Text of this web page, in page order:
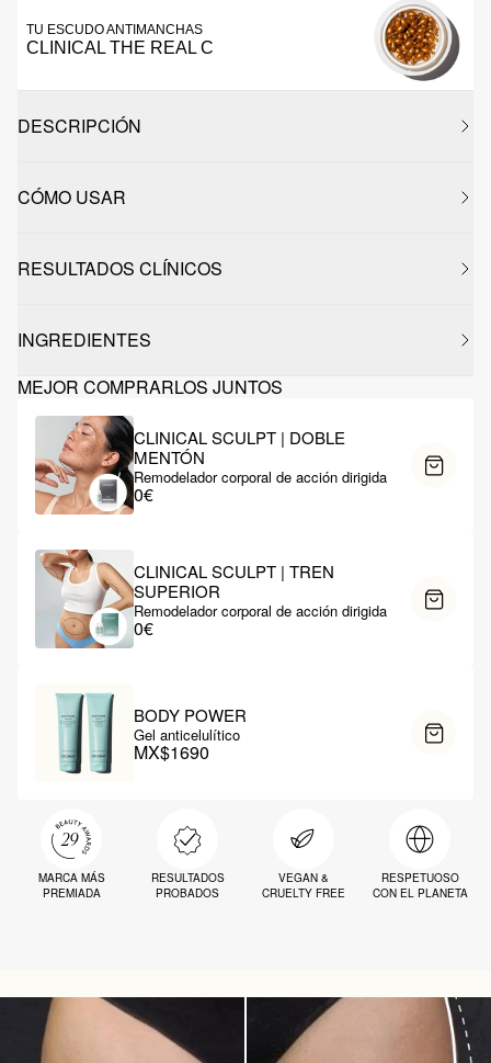
TU ESCUDO ANTIMANCHAS
CLINICAL THE REAL C
DESCRIPCIÓN
CÓMO USAR
RESULTADOS CLÍNICOS
INGREDIENTES
MEJOR COMPRARLOS JUNTOS
CLINICAL SCULPT | DOBLE
MENTÓN
Remodelador corporal de acción dirigida
0€
CLINICAL SCULPT | TREN
SUPERIOR
Remodelador corporal de acción dirigida
0€
BODY POWER
Gel anticelulítico
MX$1690
MARCA MÁS
PREMIADA
RESULTADOS
PROBADOS
VEGAN &
CRUELTY FREE
RESPETUOSO
CON EL PLANETA